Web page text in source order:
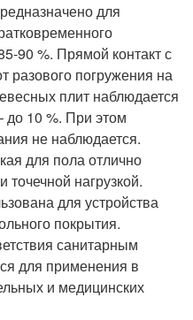
для
90 %. Прямой контакт с
разового погружения на
плит наблюдается
до 10 %. При этом
не наблюдается.
для пола отлично
точечной нагрузкой.
для устройства
покрытия.
санитарным
для применения в
и медицинских